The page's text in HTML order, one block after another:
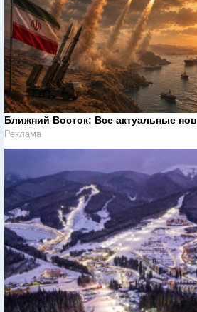
Ближний Восток: Все актуальные
Реклама